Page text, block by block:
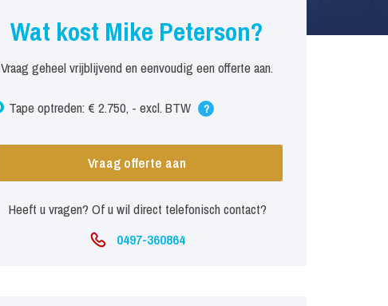
Wat kost Mike Peterson?
Vraag geheel vrijblijvend en eenvoudig een offerte aan.
Tape optreden: € 2.750, - excl. BTW ?
Vraag offerte aan
Heeft u vragen? Of u wil direct telefonisch contact?
0497-360864